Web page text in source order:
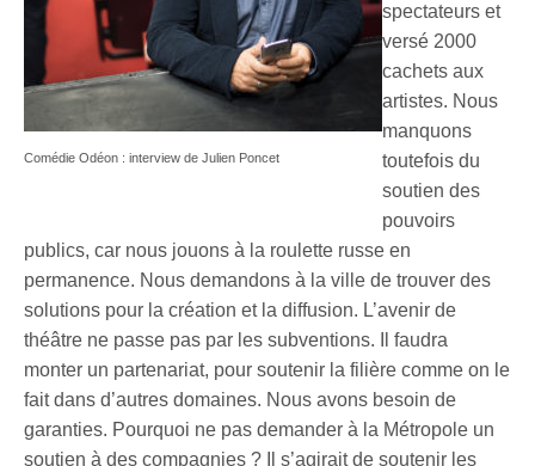
Comédie Odéon : interview de Julien Poncet
spectateurs et
versé 2000
cachets aux
artistes. Nous
manquons
toutefois du
soutien des
pouvoirs
publics, car nous jouons à la roulette russe en
permanence. Nous demandons à la ville de trouver des
solutions pour la création et la diffusion. L’avenir de
théâtre ne passe pas par les subventions. Il faudra
monter un partenariat, pour soutenir la filière comme on le
fait dans d’autres domaines. Nous avons besoin de
garanties. Pourquoi ne pas demander à la Métropole un
soutien à des compagnies ? Il s’agirait de soutenir les